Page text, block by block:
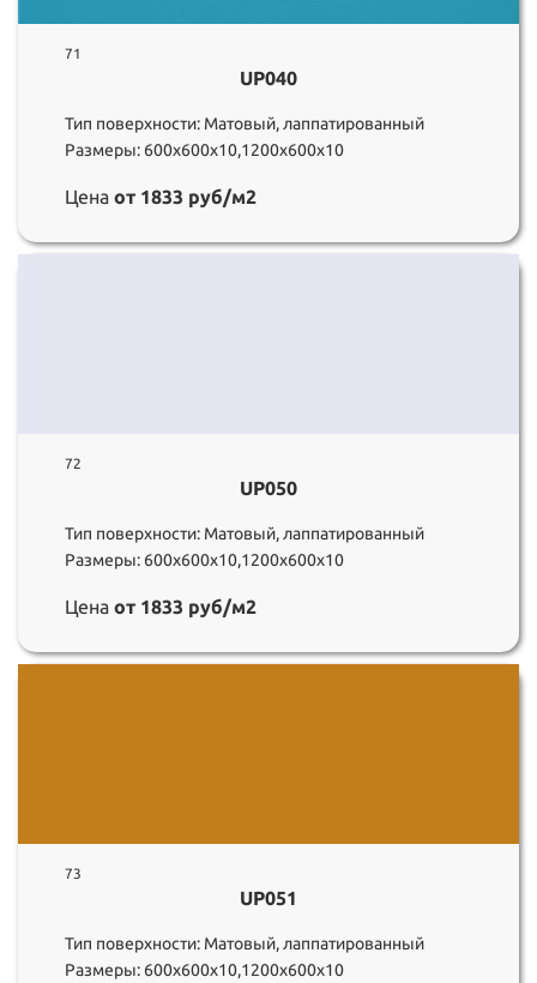
71
UP040
Тип поверхности: Матовый, лаппатированный
Размеры: 600х600х10,1200х600х10
Цена от 1833 руб/м2
72
UP050
Тип поверхности: Матовый, лаппатированный
Размеры: 600х600х10,1200х600х10
Цена от 1833 руб/м2
73
UP051
Тип поверхности: Матовый, лаппатированный
Размеры: 600х600х10,1200х600х10